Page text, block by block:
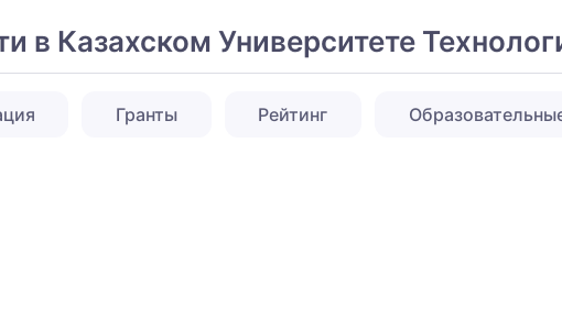
в Казахском Университете
Гранты Рейтинг